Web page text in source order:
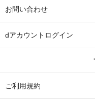
お問い合わせ
dアカウントログイン
ご利用規約